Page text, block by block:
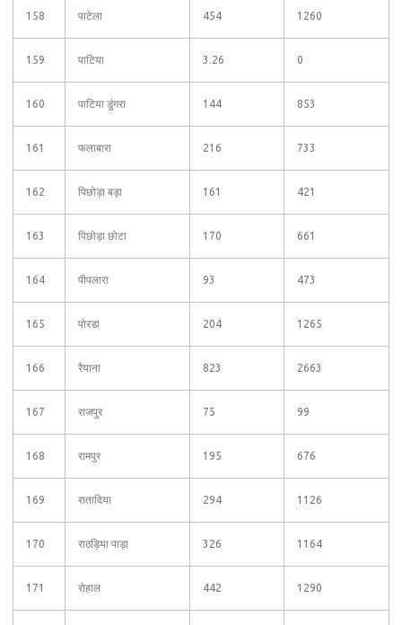
158 पाटेला 454 1260
159 पाटिया 3.26 0
160 पाटिया डुंगरा 144 853
161 फलाबारा 216 733
162 पिछोड़ा बड़ा 161 421
163 पिछोड़ा छोटा 170 661
164 पीपलारा 93 473
165 पोरडा 204 1265
166 रैयाना 823 2663
167 राजपुर 75 99
168 रामपुर 195 676
169 रातादिया 294 1126
170 राठड़िया पाड़ा 326 1164
171 रोहाल 442 1290